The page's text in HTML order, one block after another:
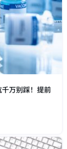
千万别踩！提前